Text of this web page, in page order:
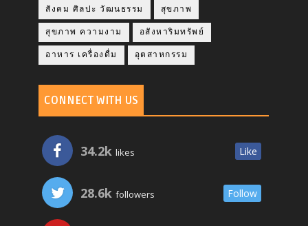
สังคม ศิลปะ วัฒนธรรม สุขภาพ
สุขภาพ ความงาม อสังหาริมทรัพย์
อาหาร เครื่องดื่ม อุตสาหกรรม
CONNECT WITH US
34.2k likes Like
28.6k followers Follow